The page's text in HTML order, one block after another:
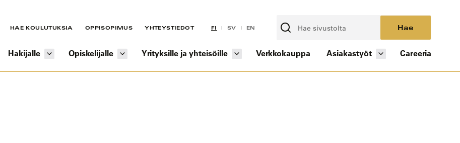
HAE KOULUTUKSIA OPPISOPIMUS YHTEYSTIEDOT FI SV EN Hae
Hakijalle Opiskelijalle Yrityksille ja yhteisöille Verkkokauppa Asiakastyöt Careeria